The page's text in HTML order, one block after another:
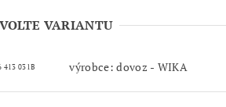
VARIANTU
413 031B výrobce: dovoz - WIKA